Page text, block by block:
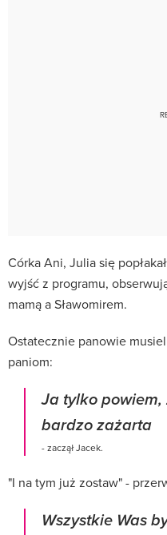
Córka Ani, Julia się
wyjść z programu,
mamą a Sławomirem.
Ostatecznie panowie
paniom:
Ja tylko powiem,
bardzo zażarta
- zaczął Jacek.
"I na tym już zostaw" -
Wszystkie Was